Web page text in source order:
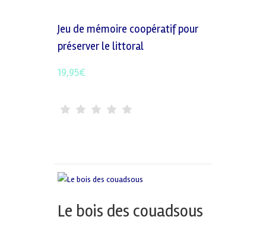
Jeu de mémoire coopératif pour
préserver le littoral
19,95€
Le bois des couadsous